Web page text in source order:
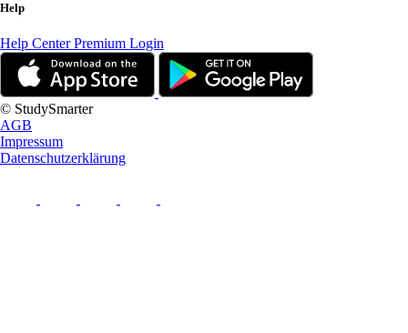
Help
Help CenterPremium Login
© StudySmarter
AGB
Impressum
Datenschutzerklärung